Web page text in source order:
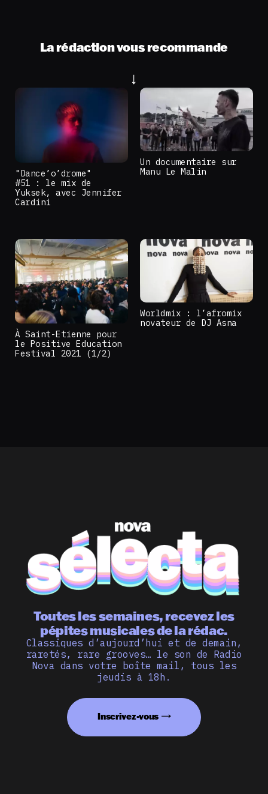
La rédaction vous recommande
"Dance’o’drome"
#51 : le mix de
Yuksek, avec Jennifer
Cardini
Un documentaire sur
Manu Le Malin
À Saint-Etienne pour
le Positive Education
Festival 2021 (1/2)
Worldmix : l’afromix
novateur de DJ Asna
Toutes les semaines, recevez les
pépites musicales de la rédac.
Classiques d’aujourd’hui et de demain,
raretés, rare grooves… le son de Radio
Nova dans votre boîte mail, tous les
jeudis à 18h.
Inscrivez-vous